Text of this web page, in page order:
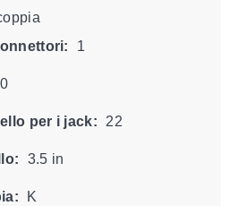
1
per i jack: 22
3.5 in
K